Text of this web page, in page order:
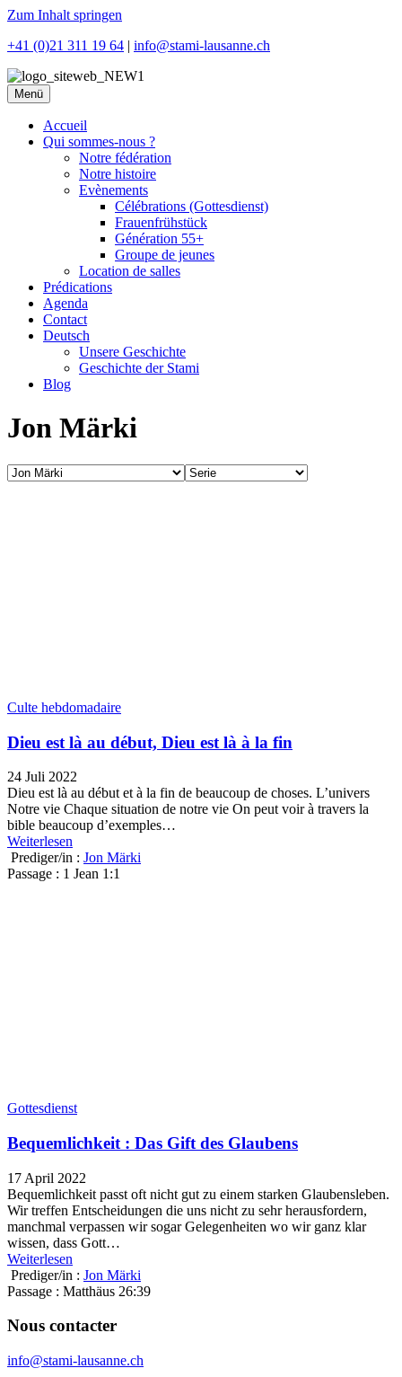
Zum Inhalt springen
+41 (0)21 311 19 64 | info@stami-lausanne.ch
Menü
Accueil
Qui sommes-nous ?
Notre fédération
Notre histoire
Evènements
Célébrations (Gottesdienst)
Frauenfrühstück
Génération 55+
Groupe de jeunes
Location de salles
Prédications
Agenda
Contact
Deutsch
Unsere Geschichte
Geschichte der Stami
Blog
Jon Märki
Culte hebdomadaire
Dieu est là au début, Dieu est là à la fin
24 Juli 2022
Dieu est là au début et à la fin de beaucoup de choses. L’univers
Notre vie Chaque situation de notre vie On peut voir à travers la
bible beaucoup d’exemples…
Weiterlesen
Prediger/in : Jon Märki
Passage : 1 Jean 1:1
Gottesdienst
Bequemlichkeit : Das Gift des Glaubens
17 April 2022
Bequemlichkeit passt oft nicht gut zu einem starken Glaubensleben.
Wir treffen Entscheidungen die uns nicht zu sehr herausfordern,
manchmal verpassen wir sogar Gelegenheiten wo wir ganz klar
wissen, dass Gott…
Weiterlesen
Prediger/in : Jon Märki
Passage : Matthäus 26:39
Nous contacter
info@stami-lausanne.ch